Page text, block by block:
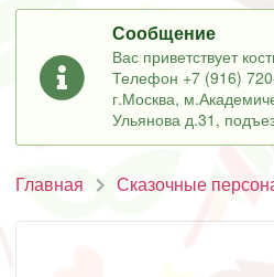
Сообщение
Вас приветствует
Телефон +7 (916)
г.Москва,
Ульянова д.31,
Главная Сказочные